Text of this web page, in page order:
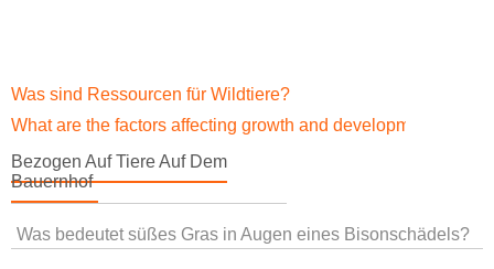
Was sind Ressourcen für Wildtiere?
What are the factors affecting growth and development in
Bezogen Auf Tiere Auf Dem
Bauernhof
Was bedeutet süßes Gras in Augen eines Bisonschädels?